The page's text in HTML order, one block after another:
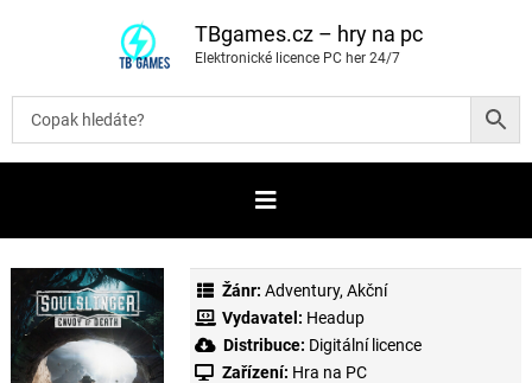
t
b
TBgames.cz – hry na pc
Elektronické licence PC her 24/7
Žánr: Adventury, Akční
Vydavatel: Headup
Distribuce: Digitální licence
Zařízení: Hra na PC